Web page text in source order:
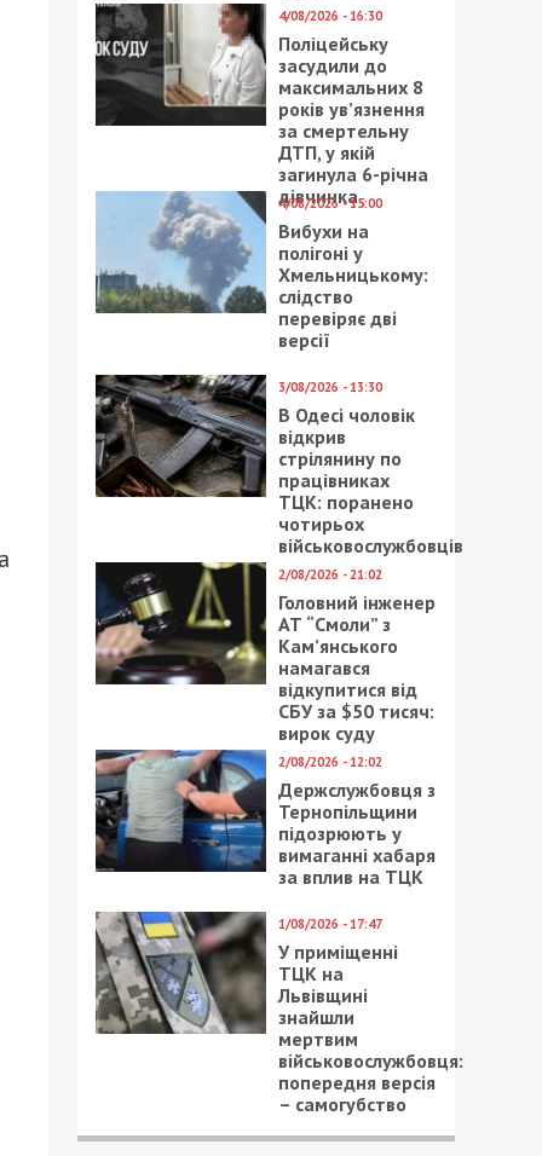
4/08/2026 - 16:30
Поліцейську
засудили до
максимальних 8
років ув’язнення
за смертельну
ДТП, у якій
загинула 6-річна
дівчинка
4/08/2026 - 15:00
Вибухи на
полігоні у
Хмельницькому:
слідство
перевіряє дві
версії
3/08/2026 - 13:30
В Одесі чоловік
відкрив
стрілянину по
працівниках
ТЦК: поранено
чотирьох
військовослужбовців
2/08/2026 - 21:02
Головний інженер
АТ “Смоли” з
Кам’янського
намагався
відкупитися від
СБУ за $50 тисяч:
вирок суду
2/08/2026 - 12:02
Держслужбовця з
Тернопільщини
підозрюють у
вимаганні хабаря
за вплив на ТЦК
1/08/2026 - 17:47
У приміщенні
ТЦК на
Львівщині
знайшли
мертвим
військовослужбовця:
попередня версія
– самогубство